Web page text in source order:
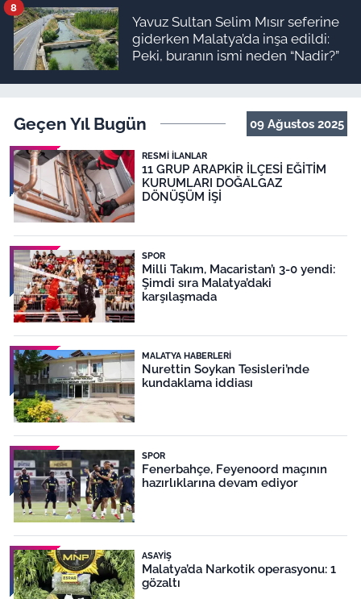
Yavuz Sultan Selim Mısır seferine
giderken Malatya’da inşa edildi:
Peki, buranın ismi neden “Nadir?”
8
Geçen Yıl Bugün 09 Ağustos 2025
RESMI İLANLAR
11 GRUP ARAPKİR İLÇESİ EĞİTİM
KURUMLARI DOĞALGAZ
DÖNÜŞÜM İŞİ
SPOR
Milli Takım, Macaristan’ı 3-0 yendi:
Şimdi sıra Malatya’daki
karşılaşmada
MALATYA HABERLERI
Nurettin Soykan Tesisleri’nde
kundaklama iddiası
SPOR
Fenerbahçe, Feyenoord maçının
hazırlıklarına devam ediyor
ASAYIŞ
Malatya’da Narkotik operasyonu: 1
gözaltı